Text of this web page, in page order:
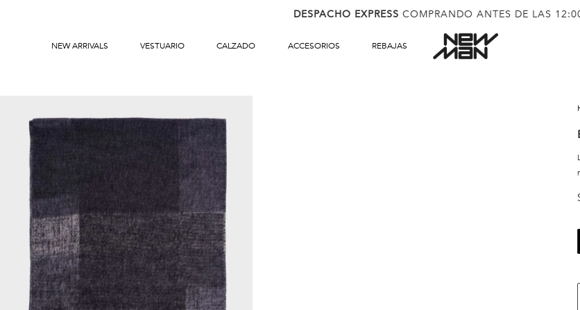
DESPACHO EXPRESS COMPRANDO ANTES DE LAS
NEW ARRIVALS VESTUARIO CALZADO ACCESORIOS REBAJAS